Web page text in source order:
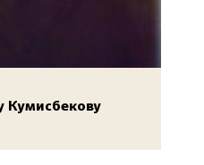
Кумисбекову